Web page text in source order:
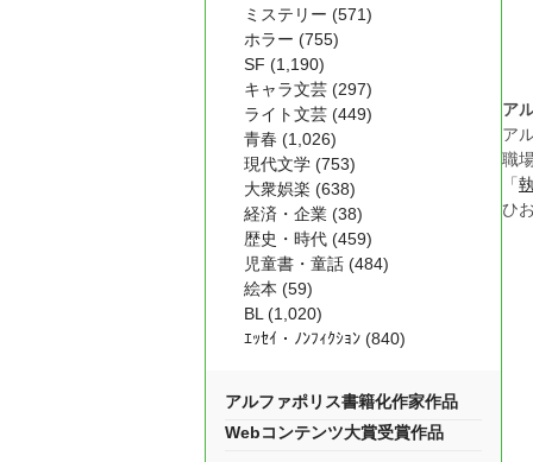
ア
ア
職
「
ひ
ミステリー (571)
ホラー (755)
SF (1,190)
キャラ文芸 (297)
ライト文芸 (449)
青春 (1,026)
現代文学 (753)
大衆娯楽 (638)
経済・企業 (38)
歴史・時代 (459)
児童書・童話 (484)
絵本 (59)
BL (1,020)
ｴｯｾｲ・ﾉﾝﾌｨｸｼｮﾝ (840)
アルファポリス書籍化作家作品
Webコンテンツ大賞受賞作品